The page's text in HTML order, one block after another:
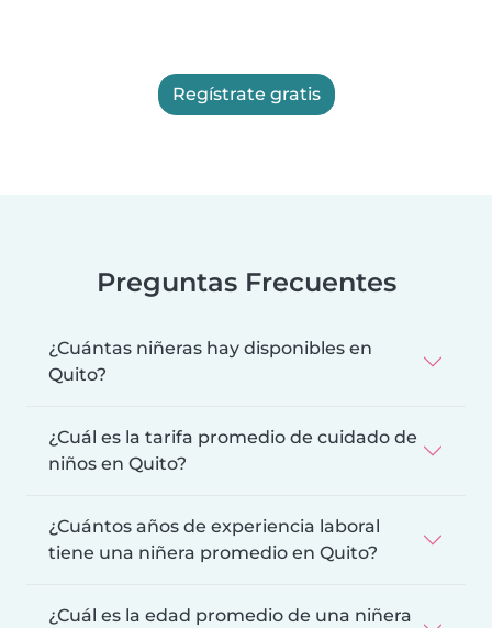
Regístrate gratis
Preguntas Frecuentes
¿Cuántas niñeras hay disponibles en
Quito?
¿Cuál es la tarifa promedio de cuidado de
niños en Quito?
¿Cuántos años de experiencia laboral
tiene una niñera promedio en Quito?
¿Cuál es la edad promedio de una niñera